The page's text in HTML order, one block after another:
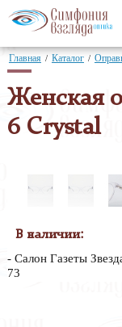
Главная / Каталог /
Женская
6 Crystal
В наличии:
Салон Газеты
73